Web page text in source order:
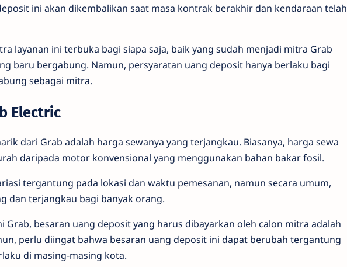
ini akan dikembalikan saat masa kontrak berakhir dan kendaraan telah
layanan ini terbuka bagi siapa saja, baik yang sudah menjadi mitra Grab
baru bergabung. Namun, persyaratan uang deposit hanya berlaku bagi
sebagai mitra.
Electric
dari Grab adalah harga sewanya yang terjangkau. Biasanya, harga sewa
daripada motor konvensional yang menggunakan bahan bakar fosil.
tergantung pada lokasi dan waktu pemesanan, namun secara umum,
dan terjangkau bagi banyak orang.
Grab, besaran uang deposit yang harus dibayarkan oleh calon mitra adalah
perlu diingat bahwa besaran uang deposit ini dapat berubah tergantung
di masing-masing kota.